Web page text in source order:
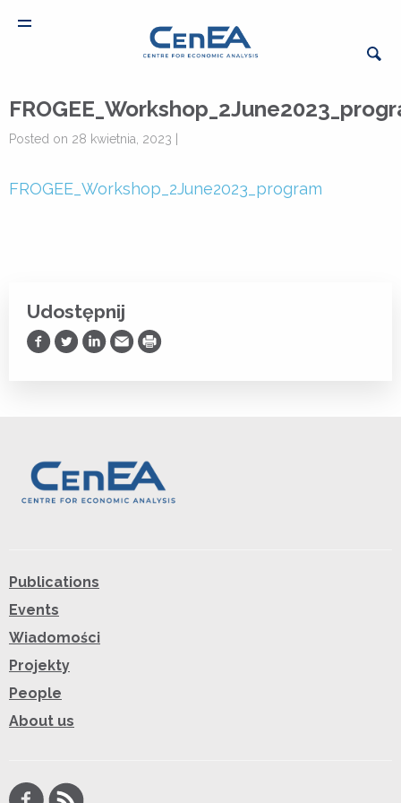
Posted on 28 kwietnia, 2023 |
FROGEE_Workshop_2June2023_program
Udostępnij
Udostępnij na Facebooku
Udostępnij na Twitterze
Udostępnij na LinkedIn
Prześlij Emailem
Drukuj
Publications
Events
Wiadomości
Projekty
People
About us
Facebook
RSS